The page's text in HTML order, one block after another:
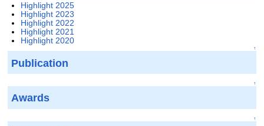
Highlight 2025
Highlight 2023
Highlight 2022
Highlight 2021
Highlight 2020
↑
Publication
↑
Awards
↑